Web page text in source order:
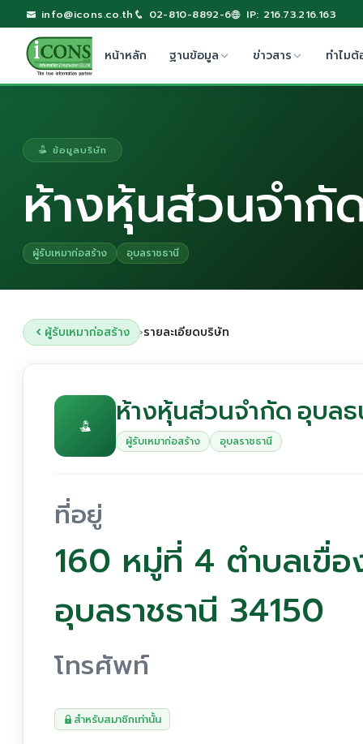
info@icons.co.th 02-810-8892-6 IP: 216.73.216.163
หน้าหลัก ฐานข้อมูล ข่าวสาร ทำไมต้
ข้อมูลบริษัท
ห้างหุ้นส่วนจำกั
ผู้รับเหมาก่อสร้าง อุบลราชธานี
ผู้รับเหมาก่อสร้าง ›รายละเอียดบริษัท
ห้างหุ้นส่วนจำกัด อุบลธ
ผู้รับเหมาก่อสร้าง อุบลราชธานี
ที่อยู่
160 หมู่ที่ 4 ตำบลเขื่อ
อุบลราชธานี 34150
โทรศัพท์
สำหรับสมาชิกเท่านั้น